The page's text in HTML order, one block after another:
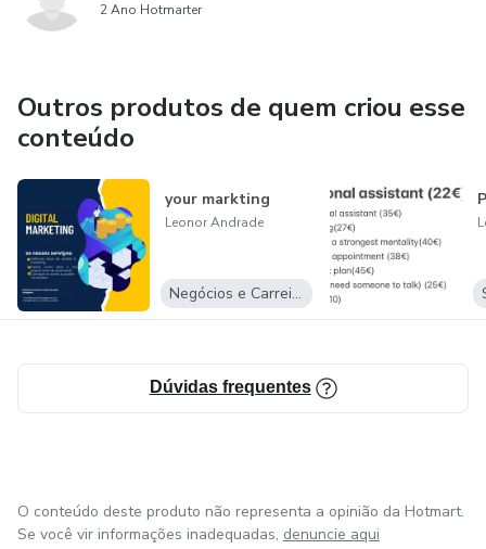
2 Ano Hotmarter
Outros produtos de quem criou esse
conteúdo
your markting
Leonor Andrade
Negócios e Carreira
Dúvidas frequentes
O conteúdo deste produto não representa a opinião da Hotmart.
Se você vir informações inadequadas, denuncie aqui